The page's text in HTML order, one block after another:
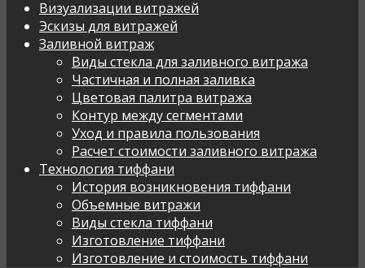
Визуализации витражей
Эскизы для витражей
Заливной витраж
Виды стекла для заливного витража
Частичная и полная заливка
Цветовая палитра витража
Контур между сегментами
Уход и правила пользования
Расчет стоимости заливного витража
Технология тиффани
История возникновения тиффани
Объемные витражи
Виды стекла тиффани
Изготовление тиффани
Изготовление и стоимость тиффани